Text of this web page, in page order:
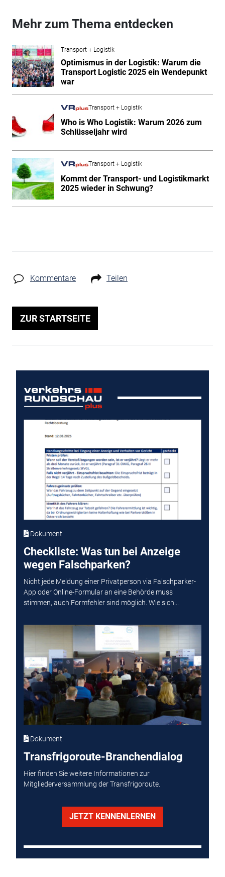
Mehr zum Thema entdecken
Transport + Logistik
Optimismus in der Logistik: Warum die
Transport Logistic 2025 ein Wendepunkt
war
Transport + Logistik
Who is Who Logistik: Warum 2026 zum
Schlüsseljahr wird
Transport + Logistik
Kommt der Transport- und Logistikmarkt
2025 wieder in Schwung?
Kommentare Teilen
ZUR STARTSEITE
Dokument
Checkliste: Was tun bei Anzeige
wegen Falschparken?
Nicht jede Meldung einer Privatperson via Falschparker-
App oder Online-Formular an eine Behörde muss
stimmen, auch Formfehler sind möglich. Wie sich...
Dokument
Transfrigoroute-Branchendialog
Hier finden Sie weitere Informationen zur
Mitgliederversammlung der Transfrigoroute.
JETZT KENNENLERNEN